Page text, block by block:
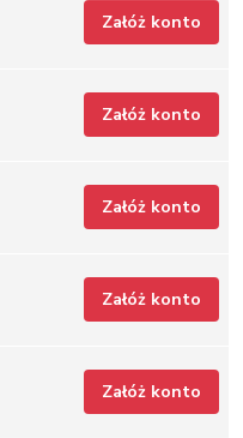
Załóż konto
Załóż konto
Załóż konto
Załóż konto
Załóż konto